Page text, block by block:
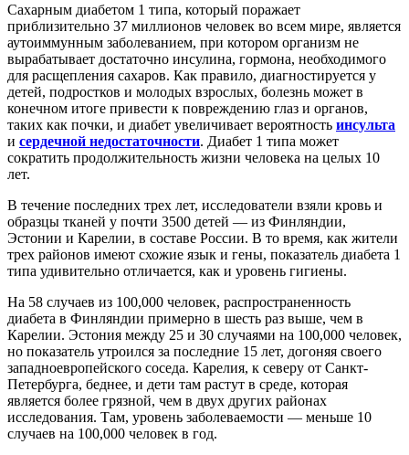
Сахарным диабетом 1 типа, который поражает
приблизительно 37 миллионов человек во всем мире, является
аутоиммунным заболеванием, при котором организм не
вырабатывает достаточно инсулина, гормона, необходимого
для расщепления сахаров. Как правило, диагностируется у
детей, подростков и молодых взрослых, болезнь может в
конечном итоге привести к повреждению глаз и органов,
таких как почки, и диабет увеличивает вероятность инсульта
и сердечной недостаточности. Диабет 1 типа может
сократить продолжительность жизни человека на целых 10
лет.
В течение последних трех лет, исследователи взяли кровь и
образцы тканей у почти 3500 детей — из Финляндии,
Эстонии и Карелии, в составе России. В то время, как жители
трех районов имеют схожие язык и гены, показатель диабета 1
типа удивительно отличается, как и уровень гигиены.
На 58 случаев из 100,000 человек, распространенность
диабета в Финляндии примерно в шесть раз выше, чем в
Карелии. Эстония между 25 и 30 случаями на 100,000 человек,
но показатель утроился за последние 15 лет, догоняя своего
западноевропейского соседа. Карелия, к северу от Санкт-
Петербурга, беднее, и дети там растут в среде, которая
является более грязной, чем в двух других районах
исследования. Там, уровень заболеваемости — меньше 10
случаев на 100,000 человек в год.